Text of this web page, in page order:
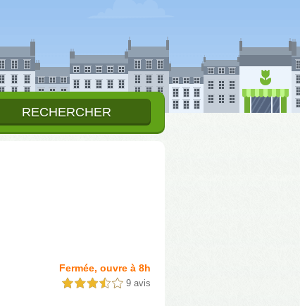
Fermée, ouvre à 8h
3,5 étoiles sur 5 9 avis